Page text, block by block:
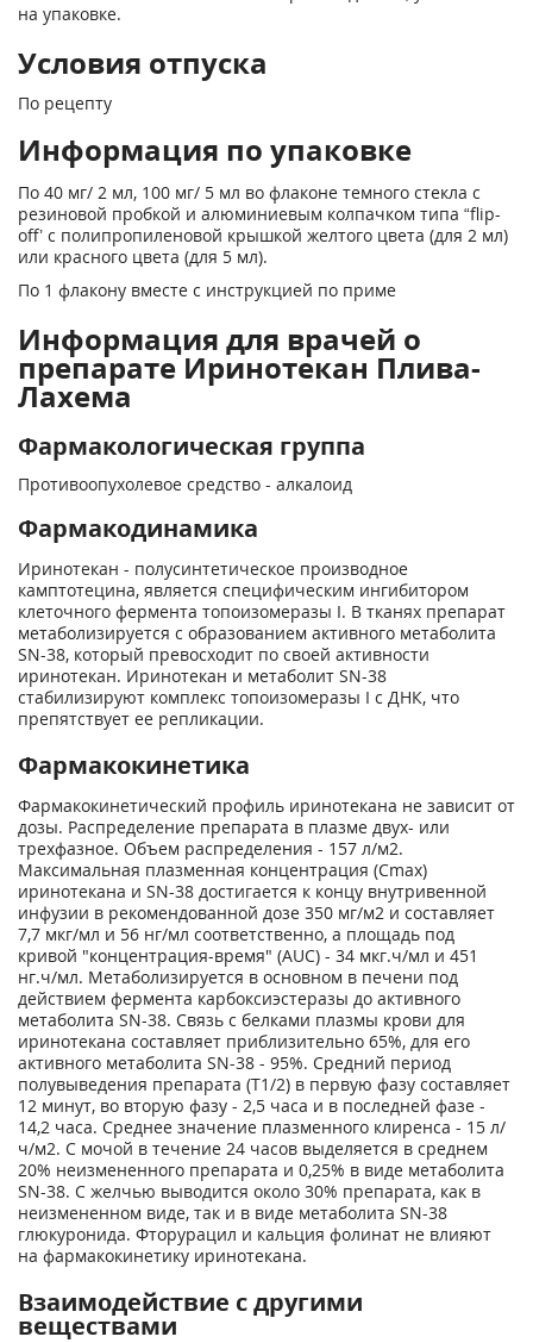
на упаковке.
Условия отпуска
По рецепту
Информация по упаковке
По 40 мг/ 2 мл, 100 мг/ 5 мл во флаконе темного стекла с
резиновой пробкой и алюминиевым колпачком типа “flip-
off’ с полипропиленовой крышкой желтого цвета (для 2 мл)
или красного цвета (для 5 мл).
По 1 флакону вместе с инструкцией по приме
Информация для врачей о
препарате Иринотекан Плива-
Лахема
Фармакологическая группа
Противоопухолевое средство - алкалоид
Фармакодинамика
Иринотекан - полусинтетическое производное
камптотецина, является специфическим ингибитором
клеточного фермента топоизомеразы I. В тканях препарат
метаболизируется с образованием активного метаболита
SN-38, который превосходит по своей активности
иринотекан. Иринотекан и метаболит SN-38
стабилизируют комплекс топоизомеразы I с ДНК, что
препятствует ее репликации.
Фармакокинетика
Фармакокинетический профиль иринотекана не зависит от
дозы. Распределение препарата в плазме двух- или
трехфазное. Объем распределения - 157 л/м2.
Максимальная плазменная концентрация (Сmах)
иринотекана и SN-38 достигается к концу внутривенной
инфузии в рекомендованной дозе 350 мг/м2 и составляет
7,7 мкг/мл и 56 нг/мл соответственно, а площадь под
кривой "концентрация-время" (AUC) - 34 мкг.ч/мл и 451
нг.ч/мл. Метаболизируется в основном в печени под
действием фермента карбоксиэстеразы до активного
метаболита SN-38. Связь с белками плазмы крови для
иринотекана составляет приблизительно 65%, для его
активного метаболита SN-38 - 95%. Средний период
полувыведения препарата (Т1/2) в первую фазу составляет
12 минут, во вторую фазу - 2,5 часа и в последней фазе -
14,2 часа. Среднее значение плазменного клиренса - 15 л/
ч/м2. С мочой в течение 24 часов выделяется в среднем
20% неизмененного препарата и 0,25% в виде метаболита
SN-38. С желчью выводится около 30% препарата, как в
неизмененном виде, так и в виде метаболита SN-38
глюкуронида. Фторурацил и кальция фолинат не влияют
на фармакокинетику иринотекана.
Взаимодействие с другими
веществами